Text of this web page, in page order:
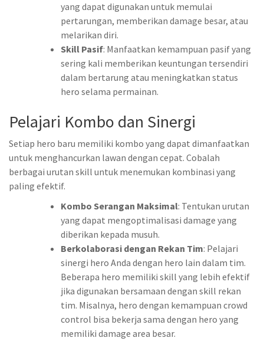
yang dapat digunakan untuk memulai
pertarungan, memberikan damage besar, atau
melarikan diri.
Skill Pasif: Manfaatkan kemampuan pasif yang
sering kali memberikan keuntungan tersendiri
dalam bertarung atau meningkatkan status
hero selama permainan.
Pelajari Kombo dan Sinergi
Setiap hero baru memiliki kombo yang dapat dimanfaatkan
untuk menghancurkan lawan dengan cepat. Cobalah
berbagai urutan skill untuk menemukan kombinasi yang
paling efektif.
Kombo Serangan Maksimal: Tentukan urutan
yang dapat mengoptimalisasi damage yang
diberikan kepada musuh.
Berkolaborasi dengan Rekan Tim: Pelajari
sinergi hero Anda dengan hero lain dalam tim.
Beberapa hero memiliki skill yang lebih efektif
jika digunakan bersamaan dengan skill rekan
tim. Misalnya, hero dengan kemampuan crowd
control bisa bekerja sama dengan hero yang
memiliki damage area besar.